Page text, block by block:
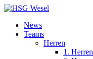
News
Teams
Herren
1. Herren